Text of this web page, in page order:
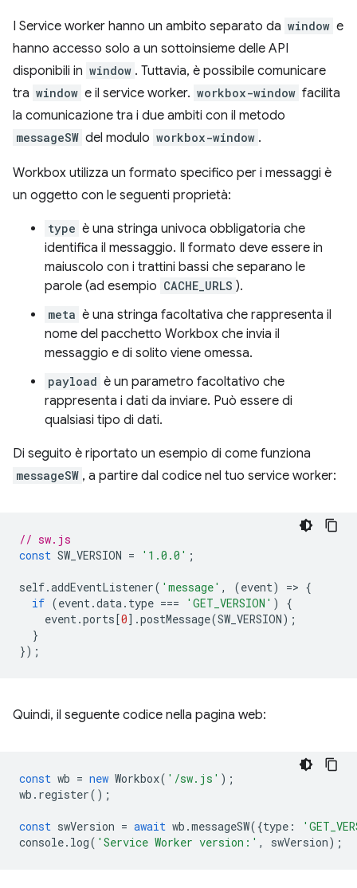
I Service worker hanno un ambito separato da window e
hanno accesso solo a un sottoinsieme delle API
disponibili in window . Tuttavia, è possibile comunicare
tra window e il service worker. workbox-window facilita
la comunicazione tra i due ambiti con il metodo
messageSW del modulo workbox-window .
Workbox utilizza un formato specifico per i messaggi è
un oggetto con le seguenti proprietà:
type è una stringa univoca obbligatoria che
identifica il messaggio. Il formato deve essere in
maiuscolo con i trattini bassi che separano le
parole (ad esempio CACHE_URLS ).
meta è una stringa facoltativa che rappresenta il
nome del pacchetto Workbox che invia il
messaggio e di solito viene omessa.
payload è un parametro facoltativo che
rappresenta i dati da inviare. Può essere di
qualsiasi tipo di dati.
Di seguito è riportato un esempio di come funziona
messageSW , a partire dal codice nel tuo service worker:
// sw.js
const SW_VERSION = '1.0.0' ;
self.addEventListener( 'message' , (event) => {
if (event.data. type === 'GET_VERSION' )
{
event.ports[0].postMessage(SW_VERSION);
}
});
Quindi, il seguente codice nella pagina web:
const wb = new Workbox( '/sw.js' );
wb . register();
const swVersion = await wb .messageSW({type :
console. log( 'Service Worker version:' , swVersion);